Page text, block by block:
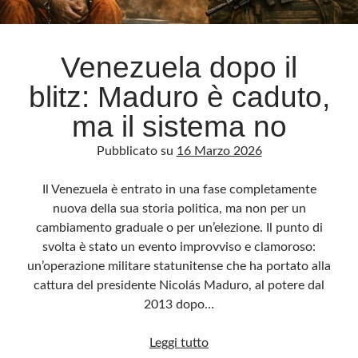
Archivio
Categorie
Questo blog non rappresenta una testata giornalistica, in quanto viene aggiornato
sensi della legge n· 62 del 7.03.2001. L’autore non è responsabile di quanto
pubblicato dai lettori nei commenti ai vari post. Saranno comunque cancellati quelli
ritenuti offensivi o lesivi dell’immagine o dell’onorabilità di terzi, di genere spam,
razzisti o che contengano dati personali non conformi al rispetto delle norme sulla
privacy. Alcune immagini inserite in questo blog sono tratte da Internet e, pertanto,
considerate di pubblico dominio. Qualora la loro pubblicazione violasse eventuali
diritti d’autore, vi invito a comunicarlo via e-mail a info[at]dinovalle.it e saranno
Venezuela dopo il
blitz: Maduro è caduto,
ma il sistema no
Pubblicato su 16 Marzo 2026
Il Venezuela è entrato in una fase completamente
nuova della sua storia politica, ma non per un
cambiamento graduale o per un’elezione. Il punto di
svolta è stato un evento improvviso e clamoroso:
un’operazione militare statunitense che ha portato alla
cattura del presidente Nicolás Maduro, al potere dal
2013 dopo…
Leggi tuttoVenezuela